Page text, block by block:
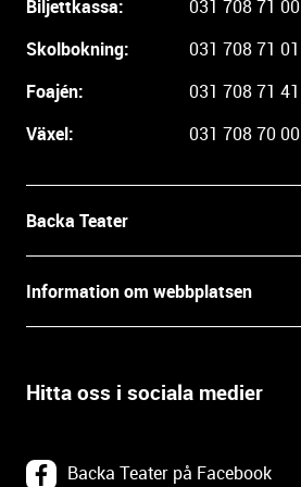
Biljettkassa:
031 708 71 00
Skolbokning:
031 708 71 01
Foajén:
031 708 71 41
Växel:
031 708 70 00
Backa Teater
Press
Prao, praktik och lediga tjänster
Information om webbplatsen
Tillgänglighetsdatabasen
Om webbplatsen
Hitta oss i sociala medier
Backa Teater på Facebook